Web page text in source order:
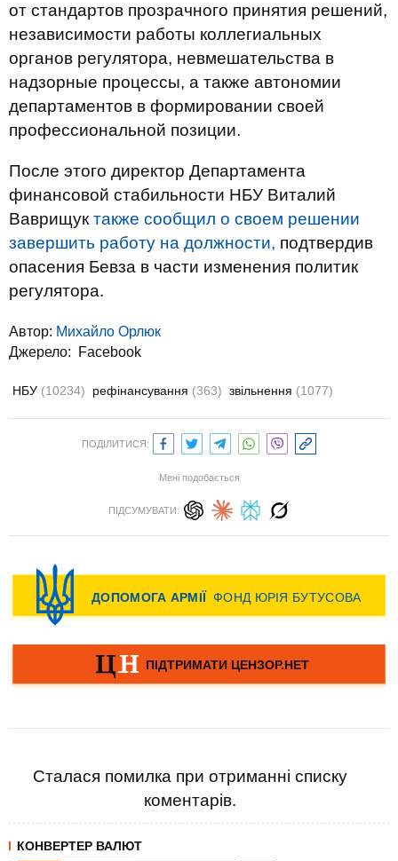
от стандартов прозрачного принятия решений,
независимости работы коллегиальных
органов регулятора, невмешательства в
надзорные процессы, а также автономии
департаментов в формировании своей
профессиональной позиции.
После этого директор Департамента
финансовой стабильности НБУ Виталий
Ваврищук также сообщил о своем решении
завершить работу на должности, подтвердив
опасения Бевза в части изменения политик
регулятора.
Автор: Михайло Орлюк
Джерело:
Facebook
НБУ (10234) рефінансування (363) звільнення (1077)
ПОДІЛИТИСЯ:
Мені подобається
ПІДСУМУВАТИ:
Сталася помилка при отриманні списку
коментарів.
КОНВЕРТЕР ВАЛЮТ